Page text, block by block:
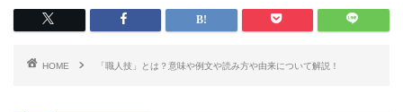
HOME 「職人技」とは？意味や例文や読み方や由来について解説！